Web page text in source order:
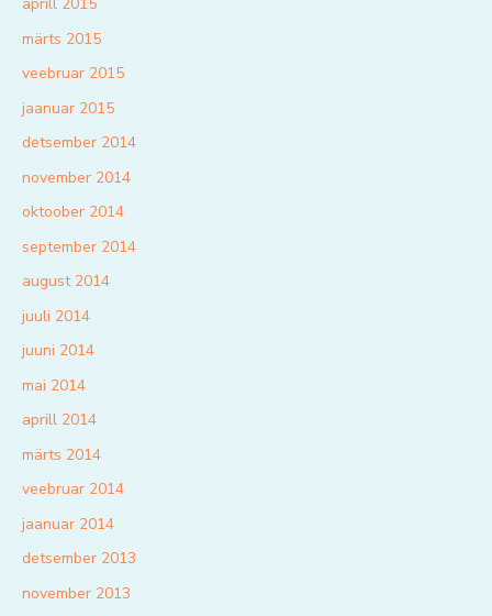
aprill 2015
märts 2015
veebruar 2015
jaanuar 2015
detsember 2014
november 2014
oktoober 2014
september 2014
august 2014
juuli 2014
juuni 2014
mai 2014
aprill 2014
märts 2014
veebruar 2014
jaanuar 2014
detsember 2013
november 2013